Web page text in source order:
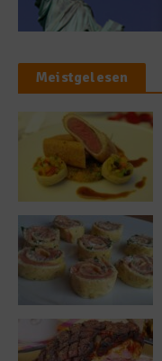
Meistgelesen